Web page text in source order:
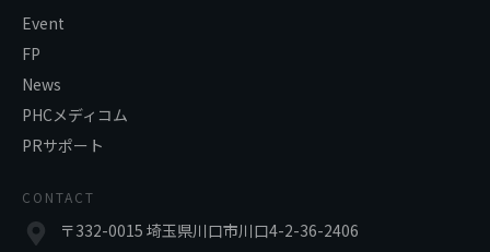
Event
FP
News
PHCメディコム
PRサポート
CONTACT
〒332-0015 埼玉県川口市川口4-2-36-2406